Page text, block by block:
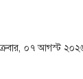
০৭ আগস্ট